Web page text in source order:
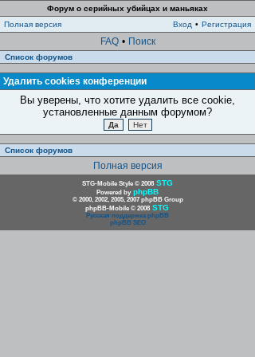
Форум о серийных убийцах и маньяках
Полная версия
Вход • Регистрация
FAQ • Поиск
Список форумов
Удалить cookies конференции
Вы уверены, что хотите удалить все cookie,
установленные данным форумом?
Список форумов
Полная версия
STG-Mobile Style © 2008 STG
Powered by phpBB
© 2000, 2002, 2005, 2007 phpBB Group
phpBB-Mobile © 2008 STG
Русская поддержка phpBB
phpBB SEO